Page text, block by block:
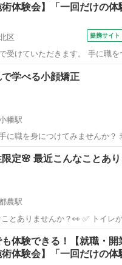
術体験会】「一回だけの
区 提携サイト
だきます。 手に職をつけよう
不安を解消す
技を、一日を丸々使って、 体験
...
学べる小顔矯正
幡駅
身につけてみませんか？ 現役プロが
で学べます。 受講料は７時間で
覚えれば ペア割で2人で130,000
幡駅 カイロ 小顔
なことありませんか？
農駅
カイロ 骨盤底筋
体験できる！【就職・開
術体験会】「一回だけの